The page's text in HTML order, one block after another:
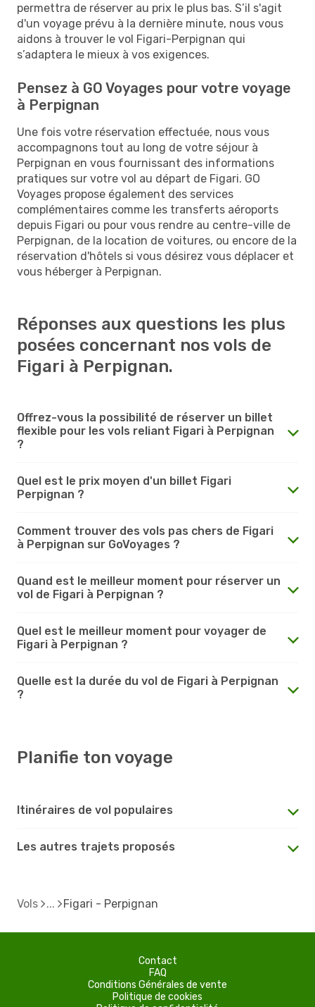
permettra de réserver au prix le plus bas. S’il s'agit
d'un voyage prévu à la dernière minute, nous vous
aidons à trouver le vol Figari-Perpignan qui
s’adaptera le mieux à vos exigences.
Pensez à GO Voyages pour votre voyage
à Perpignan
Une fois votre réservation effectuée, nous vous
accompagnons tout au long de votre séjour à
Perpignan en vous fournissant des informations
pratiques sur votre vol au départ de Figari. GO
Voyages propose également des services
complémentaires comme les transferts aéroports
depuis Figari ou pour vous rendre au centre-ville de
Perpignan, de la location de voitures, ou encore de la
réservation d'hôtels si vous désirez vous déplacer et
vous héberger à Perpignan.
Réponses aux questions les plus
posées concernant nos vols de
Figari à Perpignan.
Offrez-vous la possibilité de réserver un billet
flexible pour les vols reliant Figari à Perpignan
?
Quel est le prix moyen d'un billet Figari
Perpignan ?
Comment trouver des vols pas chers de Figari
à Perpignan sur GoVoyages ?
Quand est le meilleur moment pour réserver un
vol de Figari à Perpignan ?
Quel est le meilleur moment pour voyager de
Figari à Perpignan ?
Quelle est la durée du vol de Figari à Perpignan
?
Planifie ton voyage
Itinéraires de vol populaires
Les autres trajets proposés
Vols Figari - Perpignan
Contact
FAQ
Conditions Générales de vente
Politique de cookies